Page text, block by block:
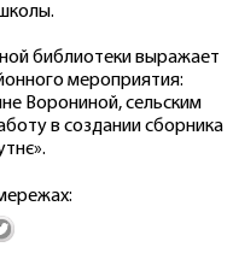
библиотеки выражает
мероприятия:
Ворониной, сельским
в создании сборника